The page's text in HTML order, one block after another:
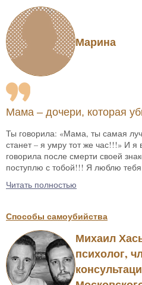
Марина
Мама – дочери, которая
Ты говорила: «Мама, ты самая
станет – я умру тот же час!!!» И
говорила после смерти своей
поступлю с тобой!!! Я люблю
Читать полностью
Способы самоубийства
Михаил
психолог,